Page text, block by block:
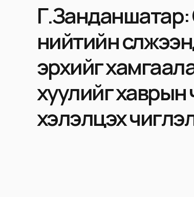
нийтийн
эрхийг
хуулийг хаврын
хэлэлцэх